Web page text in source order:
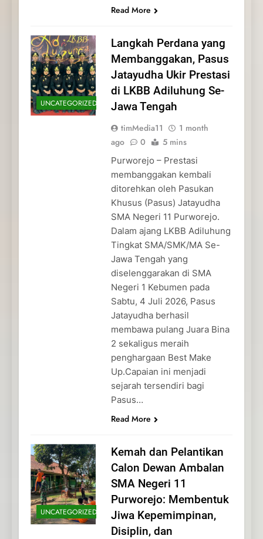
Read More
UNCATEGORIZED
Langkah Perdana yang
Membanggakan, Pasus
Jatayudha Ukir Prestasi
di LKBB Adiluhung Se-
Jawa Tengah
timMedia11
1 month
ago
0 5 mins
Purworejo – Prestasi
membanggakan kembali
ditorehkan oleh Pasukan
Khusus (Pasus) Jatayudha
SMA Negeri 11 Purworejo.
Dalam ajang LKBB Adiluhung
Tingkat SMA/SMK/MA Se-
Jawa Tengah yang
diselenggarakan di SMA
Negeri 1 Kebumen pada
Sabtu, 4 Juli 2026, Pasus
Jatayudha berhasil
membawa pulang Juara Bina
2 sekaligus meraih
penghargaan Best Make
Up.Capaian ini menjadi
sejarah tersendiri bagi
Pasus…
Read More
UNCATEGORIZED
Kemah dan Pelantikan
Calon Dewan Ambalan
SMA Negeri 11
Purworejo: Membentuk
Jiwa Kepemimpinan,
Disiplin, dan